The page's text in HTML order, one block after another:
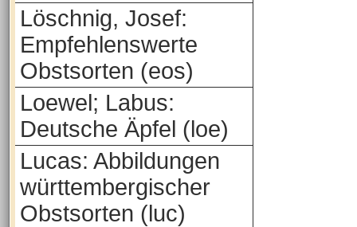
Löschnig, Josef:
Empfehlenswerte
Obstsorten (eos)
Loewel; Labus:
Deutsche Äpfel (loe)
Lucas: Abbildungen
württembergischer
Obstsorten (luc)